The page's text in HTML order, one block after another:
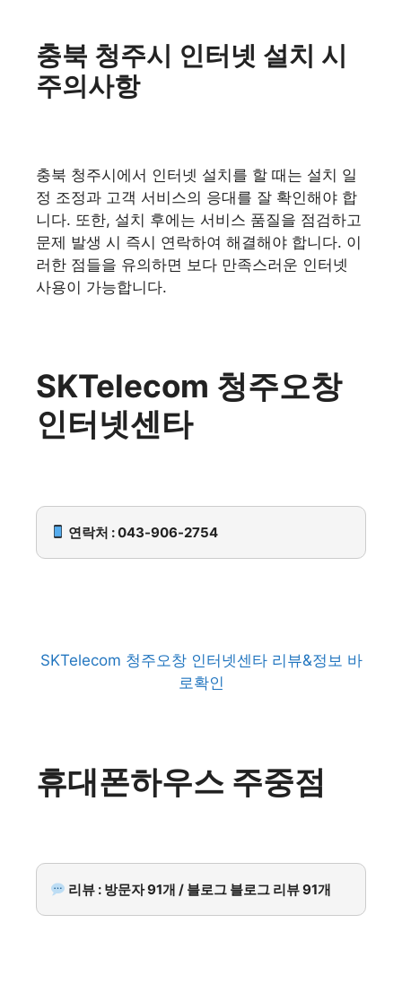
충북 청주시 인터넷 설치 시
주의사항
충북 청주시에서 인터넷 설치를 할 때는 설치 일
정 조정과 고객 서비스의 응대를 잘 확인해야 합
니다. 또한, 설치 후에는 서비스 품질을 점검하고
문제 발생 시 즉시 연락하여 해결해야 합니다. 이
러한 점들을 유의하면 보다 만족스러운 인터넷
사용이 가능합니다.
SKTelecom 청주오창
인터넷센타
연락처 : 043-906-2754
SKTelecom 청주오창 인터넷센타 리뷰&정보 바
로확인
휴대폰하우스 주중점
리뷰 : 방문자 91개 / 블로그 블로그 리뷰 91개